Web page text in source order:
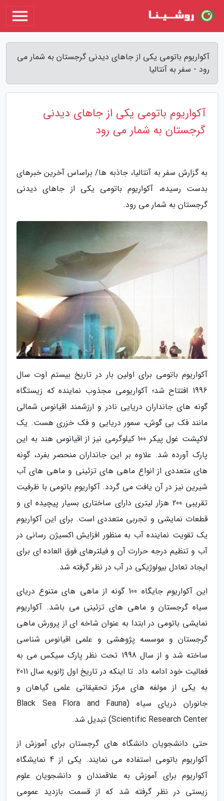
آکواریوم باتومی یکی از جاهای دیدنی گرجستان به شمار می
رود - سفر به آنتالیا
آکواریوم باتومی یکی از جاهای دیدنی
گرجستان به شمار می رود
به گزارش سفر به آنتالیا، جاذبه ها/ براساس آخرین خبرهای
بدست رسیده، آکواریوم باتومی یکی از جاهای دیدنی
گرجستان به شمار می رود.
آکواریوم باتومی برای اولین بار در تاریخ بیستم اوت سال
1996 افتتاح شد؛ آکواریومی مجذوب نماینده که زیستگاه
گونه های جانداران دریایی نادر و ارزشمند اقیانوس شمالی
مانند فک بی گوش، سمور دریایی و فک خزری هست. یک
لاکپشت غول پیکر 100 کیلوگرمی نیز از اقیانوس هند به این
پارک آورده شد. علاوه بر این جانداران منحصر بفرد، گونه
های متعددی از انواع ماهی های تزئینی و ماهی های آب
شیرین نیز در آن یافت می گردد. آکواریوم باتومی با ظرفیت
تقریبی 200 هزار لیتری دارای ساختاری بسیار پیچیده ای و
قطعات نمایشی و تجربی متعددی است. برای این آکواریوم
یک تقویت نماینده آب به منظور افزایش اکسیژن رسانی در
آب و تنظیم درجه حرارت آن و فیلترهای فوق العاده ای برای
ایجاد تعادل بیولوژیکی در آب در نظر گرفته شد.
این آکواریوم جایگاه 100 گونه از ماهی های متنوع دریای
سیاه گرجستان و ماهی های تزئینی می باشد. آکواریوم
نمایشی باتومی در ابتدا به عنوان شاخه ای از پرورش ماهی
گرجستان و موسسه پژوهشی و علمی اقیانوس شناسی
ساخته شد و از سال 1998 تحت نظر پارک سیکس می به
فعالیت خود ادامه داد. تا اینکه در تاریخ اول ژانویه سال 2011
به یکی از مولفه های مرکز تحقیقاتی علمی گیاهان و
جانوران دریای سیاه (Black Sea Flora and Fauna
Scientific Research Center) تبدیل شد.
حتی دانشجویان دانشگاه های گرجستان برای آموزش از
آکواریوم باتومی استفاده می نمایند. یکی از 4 نمایشگاه
آکواریوم برای آموزش به علاقمندان و دانشجویان علوم
زیستی در نظر گرفته شد که از قسمت بازدید عمومی